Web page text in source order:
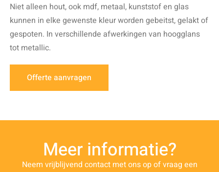
Niet alleen hout, ook mdf, metaal, kunststof en glas
kunnen in elke gewenste kleur worden gebeitst, gelakt of
gespoten. In verschillende afwerkingen van hoogglans
tot metallic.
Offerte aanvragen
Meer informatie?
Neem vrijblijvend contact met ons op of vraag een